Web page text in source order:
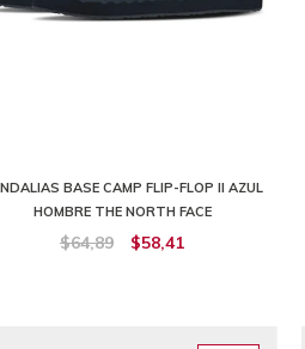
BASE CAMP FLIP-FLOP II AZUL
HOMBRE THE NORTH FACE
$64,89 $58,41